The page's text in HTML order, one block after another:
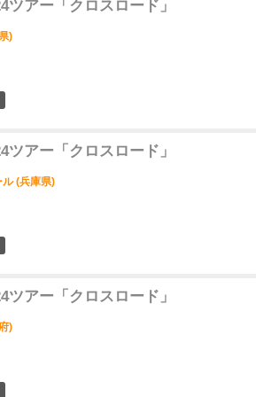
ツアー「クロスロード」
)
ツアー「クロスロード」
(兵庫県)
ツアー「クロスロード」
)